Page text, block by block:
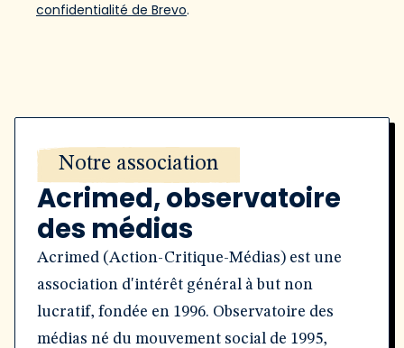
confidentialité de Brevo.
Notre association
Acrimed, observatoire
des médias
Acrimed (Action-Critique-Médias) est une
association d'intérêt général à but non
lucratif, fondée en 1996. Observatoire des
médias né du mouvement social de 1995,